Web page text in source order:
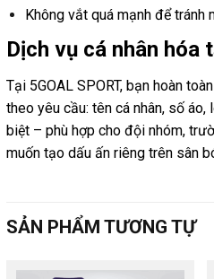
Không vắt quá mạnh để tránh
Dịch vụ cá nhân hóa
Tại 5GOAL SPORT, bạn hoàn
theo yêu cầu: tên cá nhân, số
biệt – phù hợp cho đội nhóm,
muốn tạo dấu ấn riêng trên sân
SẢN PHẨM TƯƠNG TỰ